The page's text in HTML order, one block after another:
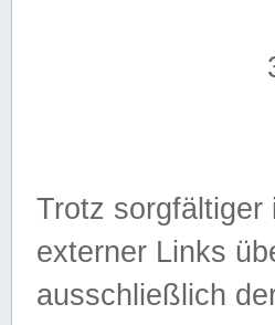
Trotz sorgfältiger
externer Links
ausschließlich